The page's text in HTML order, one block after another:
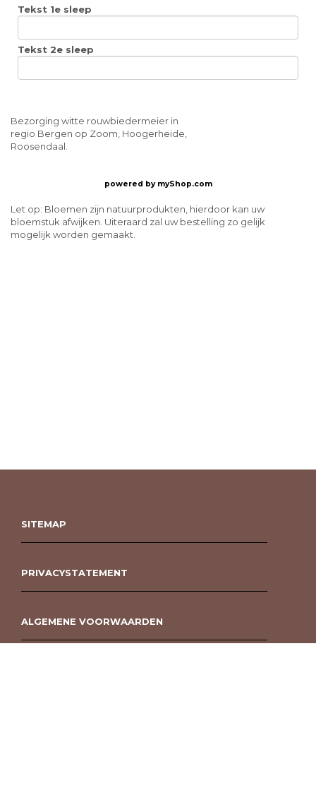
Tekst 1e sleep
Tekst 2e sleep
Bezorging witte rouwbiedermeier in
regio Bergen op Zoom, Hoogerheide,
Roosendaal.
powered by myShop.com
Let op: Bloemen zijn natuurprodukten, hierdoor kan uw
bloemstuk afwijken. Uiteraard zal uw bestelling zo gelijk
mogelijk worden gemaakt.
SITEMAP
PRIVACYSTATEMENT
ALGEMENE VOORWAARDEN